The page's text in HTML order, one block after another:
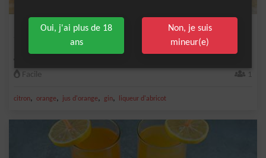
Paradise
Une cocktail officiel IBA à base de jus d'orange, jus de citron , liqueur d'abricot
et...
Facile 1
citron, orange, jus d'orange, gin, liqueur d'abricot
Oui, j'ai plus de 18
ans
Non, je suis
mineur(e)